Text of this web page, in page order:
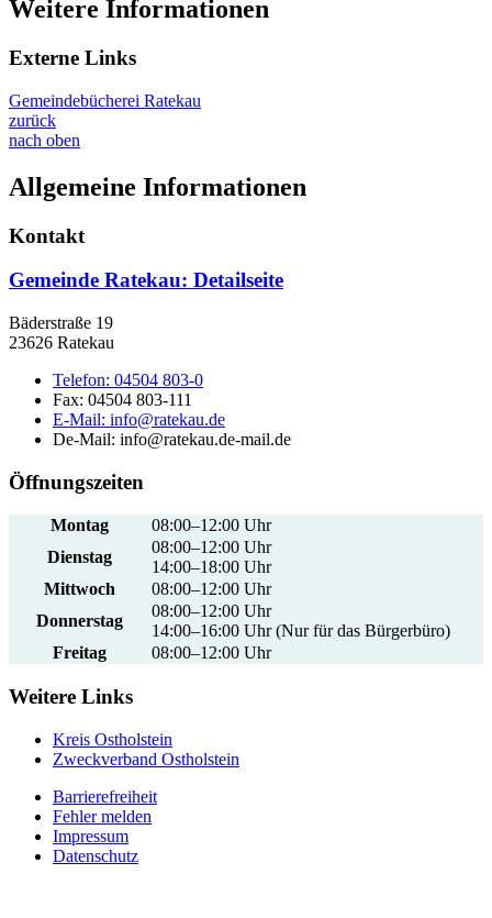
Weitere Informationen
Externe Links
Gemeindebücherei Ratekau
zurück
nach oben
Allgemeine Informationen
Kontakt
Gemeinde Ratekau: Detailseite
Bäderstraße 19
23626 Ratekau
Telefon: 04504 803-0
Fax: 04504 803-111
E-Mail: info@ratekau.de
De-Mail: info@ratekau.de-mail.de
Öffnungszeiten
Montag
08:00–12:00 Uhr
Dienstag
08:00–12:00 Uhr
14:00–18:00 Uhr
Mittwoch
08:00–12:00 Uhr
Donnerstag
08:00–12:00 Uhr
14:00–16:00 Uhr (Nur für das Bürgerbüro)
Freitag
08:00–12:00 Uhr
Weitere Links
Kreis Ostholstein
Zweckverband Ostholstein
Barrierefreiheit
Fehler melden
Impressum
Datenschutz